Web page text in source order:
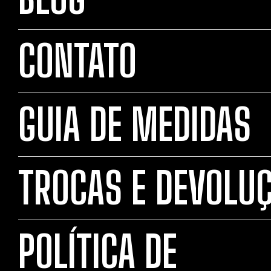
CONTATO
GUIA DE MEDIDAS
TROCAS E
POLÍTICA DE